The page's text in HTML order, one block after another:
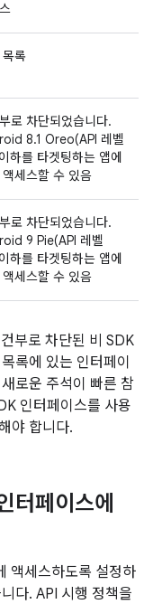
록
로 차단되었습니다.
8.1 Oreo(API 레벨
하를 타겟팅하는 앱에
액세스할 수 있음
로 차단되었습니다.
9 Pie(API 레벨
하를 타겟팅하는 앱에
액세스할 수 있음
부로 차단된 비 SDK
록에 있는 인터페이
로운 주석이 빠른 참
인터페이스를 사용
해야 합니다.
페이스에
액세스하도록 설정하
다. API 시행 정책을